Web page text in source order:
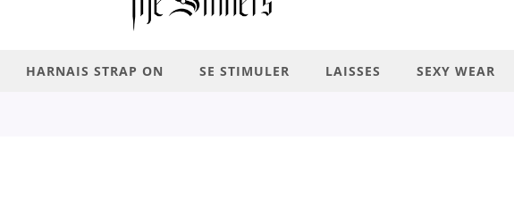
HARNAIS STRAP ON SE STIMULER LAISSES SEXY WEAR